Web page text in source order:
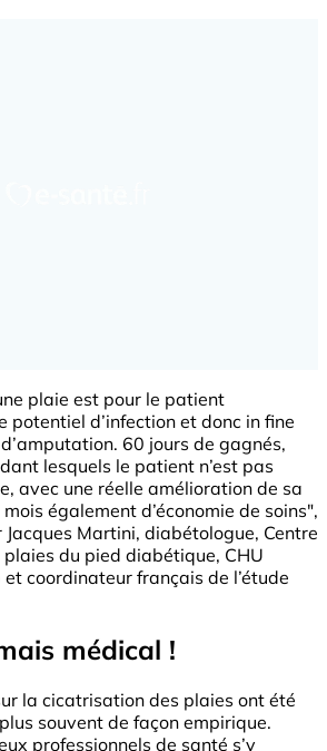
plaie est pour le patient
potentiel d’infection et donc in fine
60 jours de gagnés,
lesquels le patient n’est pas
avec une réelle amélioration de sa
également d’économie de soins",
Martini, diabétologue, Centre
du pied diabétique, CHU
et coordinateur français de l’étude
médical !
la cicatrisation des plaies ont été
souvent de façon empirique.
professionnels de santé s’y